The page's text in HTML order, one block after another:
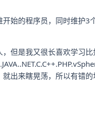
始的程序员，同时维护
但是我又很长喜欢学习比
出来瞎晃荡，所以有错的